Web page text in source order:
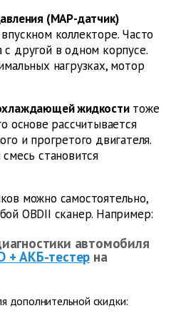
(MAP-датчик)
коллекторе. Часто
другой в одном корпусе.
нагрузках, мотор
жидкоститоже
основе рассчитывается
и прогретого двигателя.
становится
можно самостоятельно,
OBDII сканер. Например:
автомобиля
+ АКБ-тестер на
дополнительной скидки: